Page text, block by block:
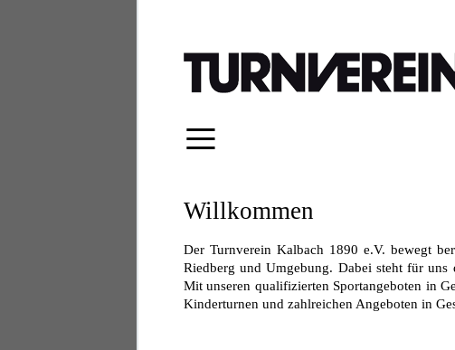
≡
Willkommen
Der Turnverein Kalbach 1890 e.V. bewegt
Riedberg und Umgebung. Dabei steht für uns
Mit unseren qualifizierten Sportangeboten in
Kinderturnen und zahlreichen Angeboten in